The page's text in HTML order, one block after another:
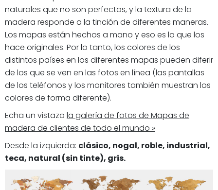
naturales que no son perfectos, y la textura de la
madera responde a la tinción de diferentes maneras.
Los mapas están hechos a mano y eso es lo que los
hace originales. Por lo tanto, los colores de los
distintos países en los diferentes mapas pueden diferir
de los que se ven en las fotos en línea (las pantallas
de los teléfonos y los monitores también muestran los
colores de forma diferente).
Echa un vistazo la galería de fotos de Mapas de
madera de clientes de todo el mundo »
Desde la izquierda: clásico, nogal, roble, industrial,
teca, natural (sin tinte), gris.